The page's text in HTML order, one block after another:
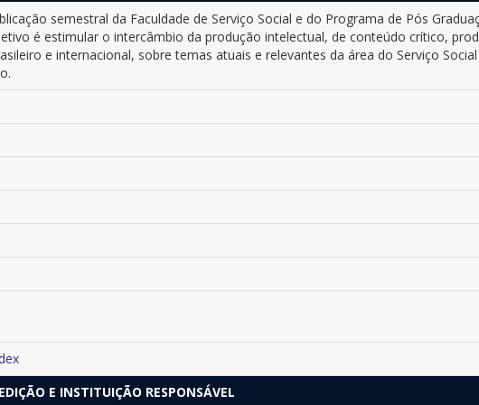
semestral da Faculdade de Serviço Social e do Programa de Pós
é estimular o intercâmbio da produção intelectual, de conteúdo crítico,
e internacional, sobre temas atuais e relevantes da área do Serviço Social
EDIÇÃO E INSTITUIÇÃO RESPONSÁVEL